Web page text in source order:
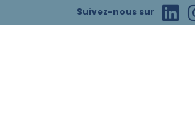
Suivez-nous sur